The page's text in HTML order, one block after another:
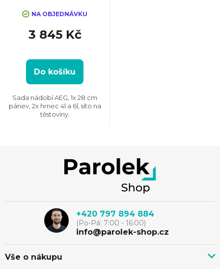
NA OBJEDNÁVKU
3 845 Kč
Do košíku
Sada nádobí AEG, 1x 28 cm
pánev, 2x hrnec 4l a 6l, síto na
těstoviny.
t
+420 797 894 884
(Po-Pá: 7:00 - 16:00)
info@parolek-shop.cz
Vše o nákupu